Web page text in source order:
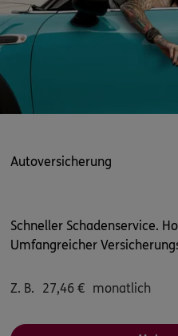
Autoversicherung
Schneller Schadenservice.
Umfangreicher
Z. B. 27,46 € monatlich